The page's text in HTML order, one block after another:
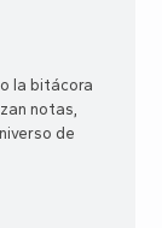
la bitácora
notas,
de